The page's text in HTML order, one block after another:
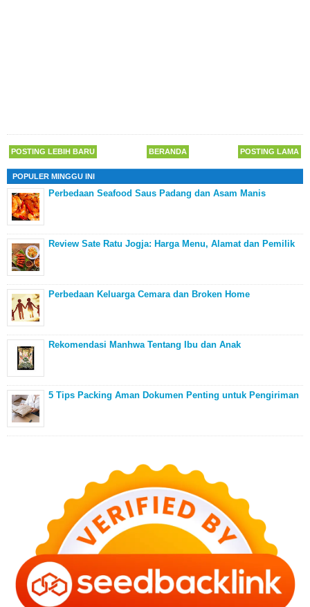
POSTING LEBIH BARU POSTING LAMA
BERANDA
POPULER MINGGU INI
Perbedaan Seafood Saus Padang dan Asam Manis
Review Sate Ratu Jogja: Harga Menu, Alamat dan Pemilik
Perbedaan Keluarga Cemara dan Broken Home
Rekomendasi Manhwa Tentang Ibu dan Anak
5 Tips Packing Aman Dokumen Penting untuk Pengiriman